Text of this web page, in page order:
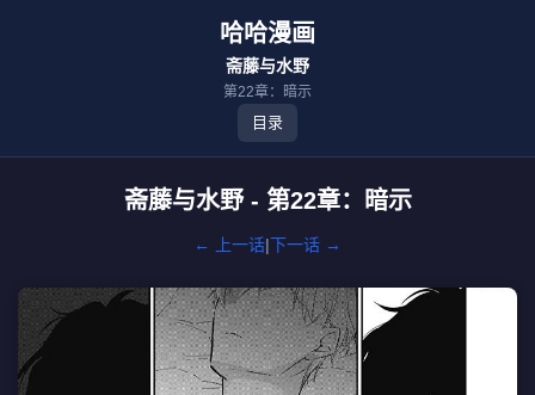
哈哈漫画
斋藤与水野
第22章：暗示
目录
斋藤与水野 - 第22章：暗示
← 上一话|下一话 →